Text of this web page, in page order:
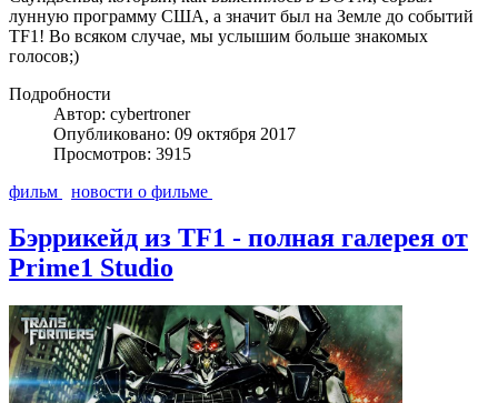
лунную программу США, а значит был на Земле до событий
TF1! Во всяком случае, мы услышим больше знакомых
голосов;)
Подробности
Автор: cybertroner
Опубликовано: 09 октября 2017
Просмотров: 3915
фильм
новости о фильме
Бэррикейд из TF1 - полная галерея от
Prime1 Studio